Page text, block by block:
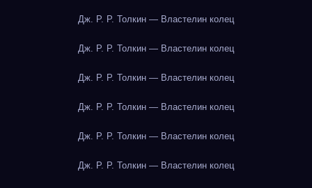
Дж. Р. Р. Толкин — Властелин колец
Дж. Р. Р. Толкин — Властелин колец
Дж. Р. Р. Толкин — Властелин колец
Дж. Р. Р. Толкин — Властелин колец
Дж. Р. Р. Толкин — Властелин колец
Дж. Р. Р. Толкин — Властелин колец